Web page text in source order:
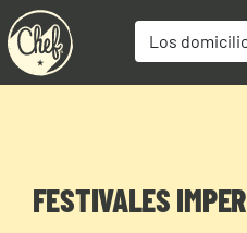
Los
FESTIVALES